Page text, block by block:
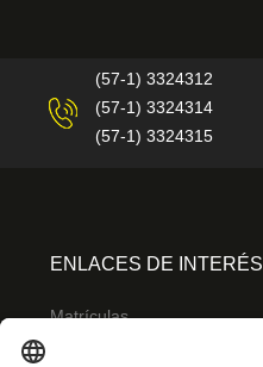
(57-1) 3324312
(57-1) 3324314
(57-1) 3324315
ENLACES DE INTERÉS
Matrículas